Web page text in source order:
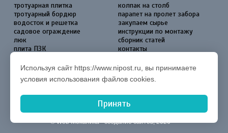
©Web Механика- создание сайтов, 2026
тротуарная плитка
тротуарный бордюр
водосток и решетка
садовое ограждение
люк
плита ПЗК
колпак на столб
парапет на пролет забора
закупаем сырье
инструкции по монтажу
сборник статей
контакты
персональных данных
Используя сайт https://www.nipost.ru, вы принимаете
условия использования файлов cookies.
Принять